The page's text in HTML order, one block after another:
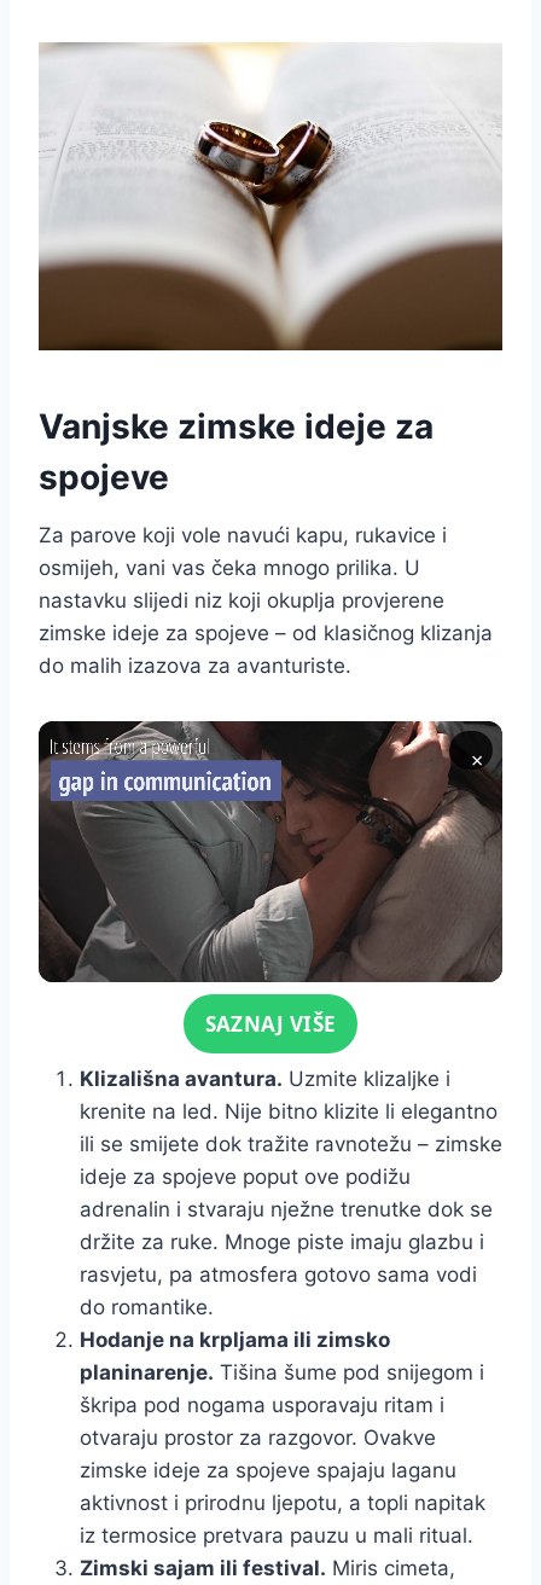
Vanjske zimske ideje za
spojeve
Za parove koji vole navući kapu, rukavice i
osmijeh, vani vas čeka mnogo prilika. U
nastavku slijedi niz koji okuplja provjerene
zimske ideje za spojeve – od klasičnog klizanja
do malih izazova za avanturiste.
×
Click for soundSAZNAJ VIŠE
Klizališna avantura. Uzmite klizaljke i
krenite na led. Nije bitno klizite li elegantno
ili se smijete dok tražite ravnotežu – zimske
ideje za spojeve poput ove podižu
adrenalin i stvaraju nježne trenutke dok se
držite za ruke. Mnoge piste imaju glazbu i
rasvjetu, pa atmosfera gotovo sama vodi
do romantike.
Hodanje na krpljama ili zimsko
planinarenje. Tišina šume pod snijegom i
škripa pod nogama usporavaju ritam i
otvaraju prostor za razgovor. Ovakve
zimske ideje za spojeve spajaju laganu
aktivnost i prirodnu ljepotu, a topli napitak
iz termosice pretvara pauzu u mali ritual.
Zimski sajam ili festival. Miris cimeta,